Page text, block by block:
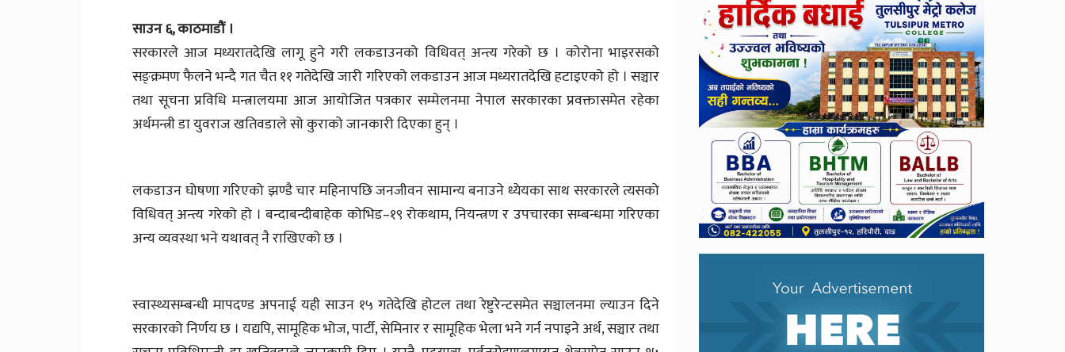
साउन ६, काठमाडौं ।
सरकारले आज मध्यरातदेखि लागू हुने गरी लकडाउनको विधिवत् अन्त्य गरेको छ । कोरोना भाइरसको
सङ्क्रमण फैलने भन्दै गत चैत ११ गतेदेखि जारी गरिएको लकडाउन आज मध्यरातदेखि हटाइएको हो । सञ्चार
तथा सूचना प्रविधि मन्त्रालयमा आज आयोजित पत्रकार सम्मेलनमा नेपाल सरकारका प्रवक्तासमेत रहेका
अर्थमन्त्री डा युवराज खतिवडाले सो कुराको जानकारी दिएका हुन् ।
लकडाउन घोषणा गरिएको झण्डै चार महिनापछि जनजीवन सामान्य बनाउने ध्येयका साथ सरकारले त्यसको
विधिवत् अन्त्य गरेको हो । बन्दाबन्दीबाहेक कोभिड–१९ रोकथाम, नियन्त्रण र उपचारका सम्बन्धमा गरिएका
अन्य व्यवस्था भने यथावत् नै राखिएको छ ।
स्वास्थ्यसम्बन्धी मापदण्ड अपनाई यही साउन १५ गतेदेखि होटल तथा रेष्टुरेन्टसमेत सञ्चालनमा ल्याउन दिने
सरकारको निर्णय छ । यद्यपि, सामूहिक भोज, पार्टी, सेमिनार र सामूहिक भेला भने गर्न नपाइने अर्थ, सञ्चार तथा